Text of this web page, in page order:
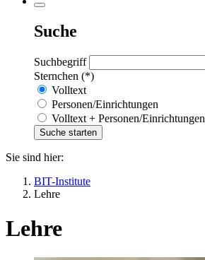
Suche
Suchbegriff
Sternchen (*)
Volltext
Personen/Einrichtungen
Volltext + Personen/Einrichtungen
Sie sind hier:
BIT-Institute
Lehre
Lehre